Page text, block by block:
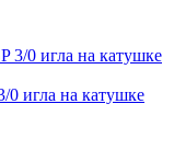
игла на катушке